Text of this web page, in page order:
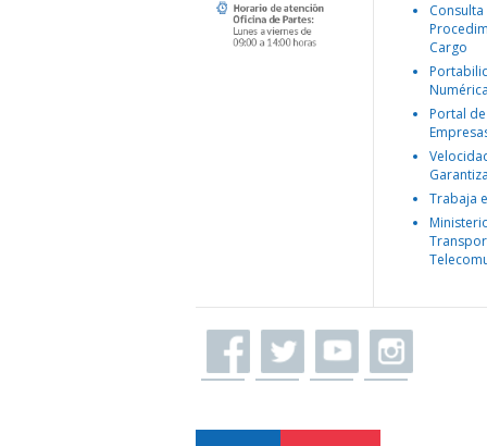
Consulta
Cargo
Portal
Trabaja